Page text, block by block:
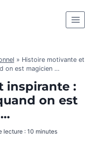
» Histoire motivante et
on est magicien …
inspirante :
on est
lecture :10 minutes